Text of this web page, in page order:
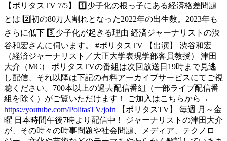
【ポリタスTV 7/5】 1️⃣少子化の根っ子にある経済格差問題
とは 2️⃣初の80万人割れとなった2022年の出生数。2023年も
さらに低下 3️⃣少子化が起きる理由 経済ジャーナリストの渋
谷和宏さんに伺います。 #ポリタスTV 【出演】 渋谷和宏
（経済ジャーナリスト／大正大学表現学部客員教授） 津田
大介（MC） ポリタスTVの番組は次回放送日19時まで見逃
し配信、それ以降は下記の有料アーカイブサービスにてご視
聴ください。700本以上の過去配信番組（一部ライブ配信番
組を除く）がご覧いただけます！ ご加入はこちらから→
https://youtube.com/PolitasTV/join 【ポリタスTV】 毎週 月～金
曜 日本時間午後7時より配信中！ ジャーナリストの津田大介
が、その時々の時事問題や社会問題、メディア、テクノロ